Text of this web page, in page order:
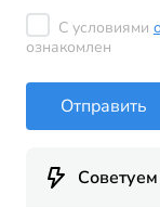
С условиями
ознакомлен
Отправить